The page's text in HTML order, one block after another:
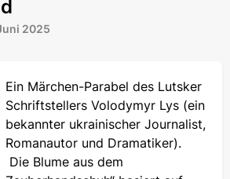
2025
Ein Märchen-Parabel des Lutsker
Schriftstellers Volodymyr Lys (ein
bekannter ukrainischer Journalist,
Romanautor und Dramatiker).
Die Blume aus dem